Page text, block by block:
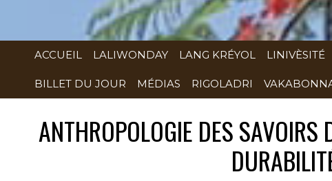
ACCUEIL LALIWONDAY LANG KRÉYOL LINIVÈSITÉ
BILLET DU JOUR MÉDIAS RIGOLADRI
ANTHROPOLOGIE DES